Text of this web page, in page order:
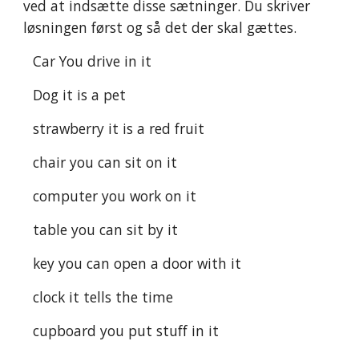
ved at indsætte disse sætninger. Du skriver
løsningen først og så det der skal gættes.
Car You drive in it
Dog it is a pet
strawberry it is a red fruit
chair you can sit on it
computer you work on it
table you can sit by it
key you can open a door with it
clock it tells the time
cupboard you put stuff in it